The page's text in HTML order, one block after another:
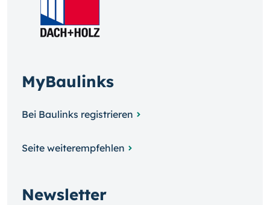
MyBaulinks
Bei Baulinks registrieren
Seite weiterempfehlen
Newsletter